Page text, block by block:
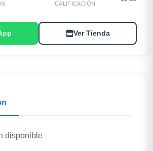
CALIFICACIÓN
Ver Tienda
disponible